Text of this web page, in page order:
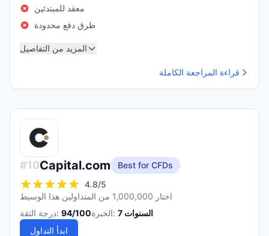
معقد للمبتدئين
طرق دفع محدودة
المزيد من التفاصيل
قراءة المراجعة الكاملة
#10Capital.com
Best for CFDs
4.8/5
اختار 1,000,000 من المتداولين هذا الوسيط
درجة الثقة: 94/100 الخبرة: 7 السنوات
ابدأ التداول